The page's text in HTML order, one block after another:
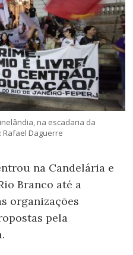
na escadaria da
Daguerre
na Candelária e
Branco até a
organizações
pela